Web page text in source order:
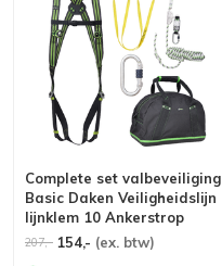
Complete set valbeveiliging
Basic Daken Veiligheidslijn
lijnklem 10 Ankerstrop
Stalen karabijnhaak
207,- 154,- (ex. btw)